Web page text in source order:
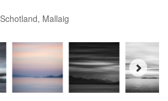
Schotland, Mallaig